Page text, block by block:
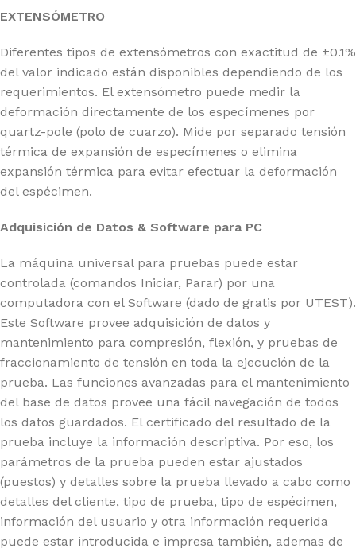
EXTENSÓMETRO
Diferentes tipos de extensómetros con exactitud de ±0.1%
del valor indicado están disponibles dependiendo de los
requerimientos. El extensómetro puede medir la
deformación directamente de los especímenes por
quartz-pole (polo de cuarzo). Mide por separado tensión
térmica de expansión de especímenes o elimina
expansión térmica para evitar efectuar la deformación
del espécimen.
Adquisición de Datos & Software para PC
La máquina universal para pruebas puede estar
controlada (comandos Iniciar, Parar) por una
computadora con el Software (dado de gratis por UTEST).
Este Software provee adquisición de datos y
mantenimiento para compresión, flexión, y pruebas de
fraccionamiento de tensión en toda la ejecución de la
prueba. Las funciones avanzadas para el mantenimiento
del base de datos provee una fácil navegación de todos
los datos guardados. El certificado del resultado de la
prueba incluye la información descriptiva. Por eso, los
parámetros de la prueba pueden estar ajustados
(puestos) y detalles sobre la prueba llevado a cabo como
detalles del cliente, tipo de prueba, tipo de espécimen,
información del usuario y otra información requerida
puede estar introducida e impresa también, ademas de